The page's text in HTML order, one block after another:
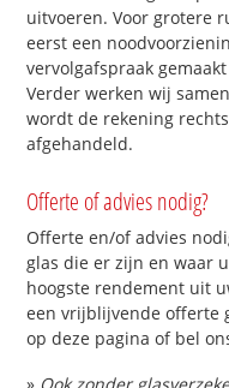
uitvoeren. Voor grotere
eerst een
vervolgafspraak
Verder werken wij
wordt de rekening
afgehandeld.
Offerte of advies nodig?
Offerte en/of advies
glas die er zijn en waar
hoogste rendement uit
een vrijblijvende offerte
op deze pagina of bel